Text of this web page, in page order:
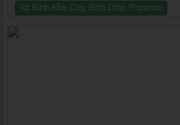
Xa Binh Khe City, Binh Dinh Province